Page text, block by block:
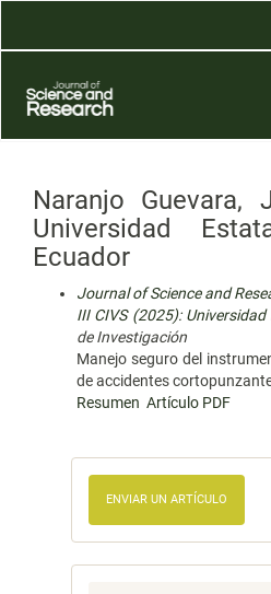
Contenido
Barra
lateral
Naranjo Guevara,
Universidad
Ecuador
Journal of Science and
III CIVS (2025):
de Investigación
Manejo seguro del
de accidentes
Resumen Artículo PDF
ENVIAR UN ARTÍCULO